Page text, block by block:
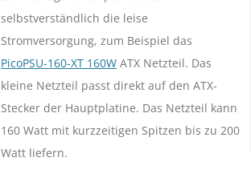
selbstverständlich die leise
Stromversorgung, zum Beispiel das
PicoPSU-160-XT 160W ATX Netzteil. Das
kleine Netzteil passt direkt auf den ATX-
Stecker der Hauptplatine. Das Netzteil kann
160 Watt mit kurzzeitigen Spitzen bis zu 200
Watt liefern.